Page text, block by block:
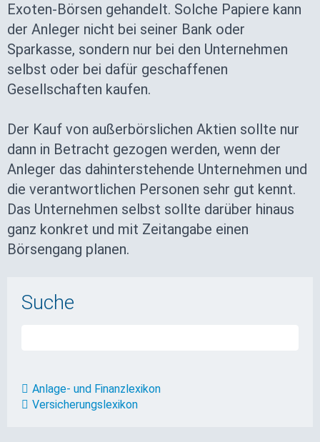
Exoten-Börsen gehandelt. Solche Papiere kann
der Anleger nicht bei seiner Bank oder
Sparkasse, sondern nur bei den Unternehmen
selbst oder bei dafür geschaffenen
Gesellschaften kaufen.
Der Kauf von außerbörslichen Aktien sollte nur
dann in Betracht gezogen werden, wenn der
Anleger das dahinterstehende Unternehmen und
die verantwortlichen Personen sehr gut kennt.
Das Unternehmen selbst sollte darüber hinaus
ganz konkret und mit Zeitangabe einen
Börsengang planen.
Suche
Anlage- und Finanzlexikon
Versicherungslexikon